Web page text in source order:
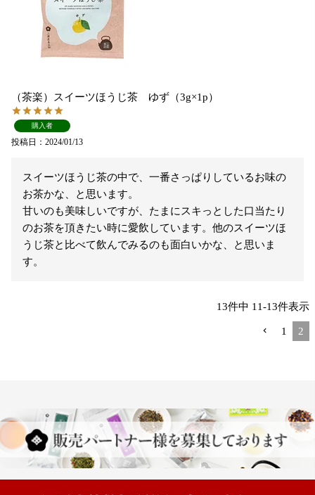
（茶楽）スイーツほうじ茶 ゆず（3g×1p）
購入者
投稿日 2024/01/13
スイーツほうじ茶の中で、一番さっぱりしているお味の
お茶かな、と思います。
甘いのも美味しいですが、たまにスキっとした口当たり
のお茶を頂きたい時に愛飲しています。他のスイーツほ
うじ茶と比べて飲んでみるのも面白いかな、と思いま
す。
13件中 11-13件表示
1 2